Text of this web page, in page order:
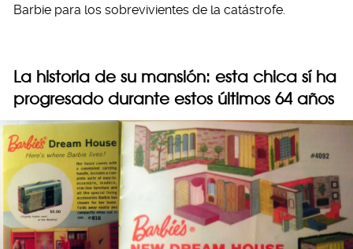
Barbie para los sobrevivientes de la catástrofe.
La historia de su mansión: esta chica sí ha
progresado durante estos últimos 64 años